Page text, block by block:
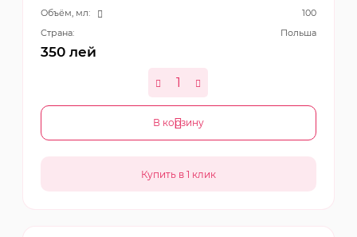
Объём, мл:
100
Страна:
Польша
350 лей
В корзину